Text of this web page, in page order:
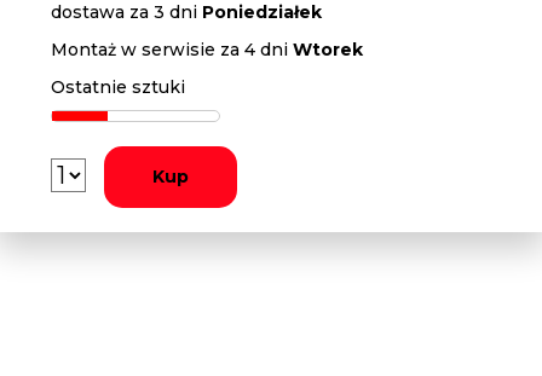
dostawa za 3 dni Poniedziałek
Montaż w serwisie za 4 dniWtorek
Ostatnie sztuki
Kup